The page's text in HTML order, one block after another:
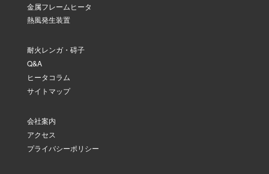
金属フレームヒータ
熱風発生装置
耐火レンガ・碍子
Q&A
ヒータコラム
サイトマップ
会社案内
アクセス
プライバシーポリシー